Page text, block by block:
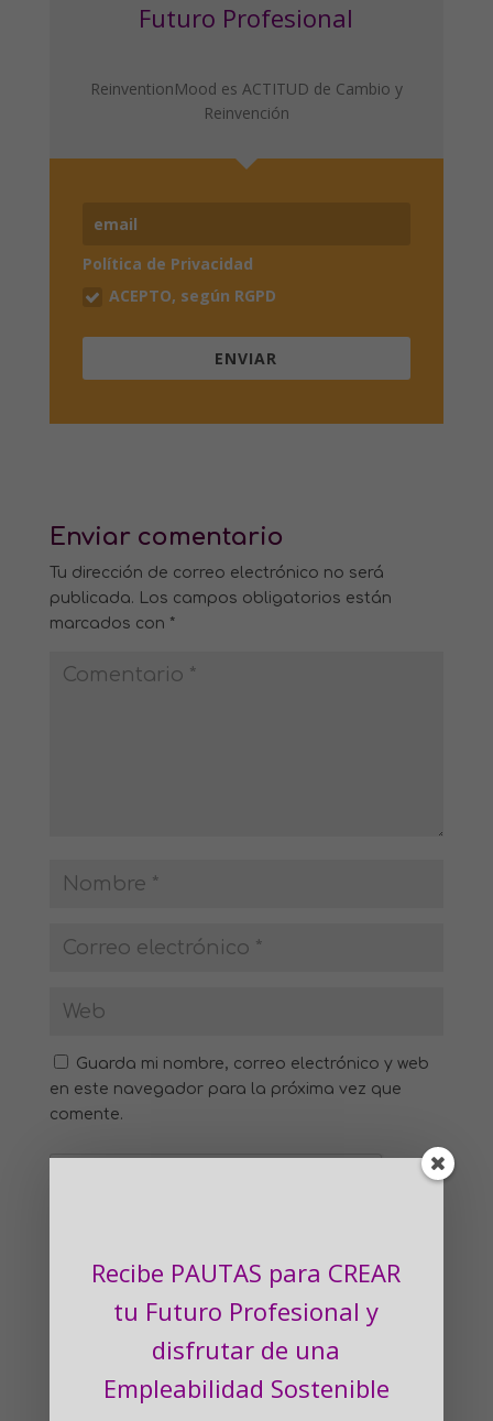
Futuro Profesional
ReinventionMood es ACTITUD de Cambio y
Reinvención
Política de Privacidad
ACEPTO, según RGPD
ENVIAR
Enviar comentario
Tu dirección de correo electrónico no será
publicada.
Los campos obligatorios están
marcados con *
Guarda mi nombre, correo electrónico y web
en este navegador para la próxima vez que
comente.
Recibe PAUTAS para CREAR
tu Futuro Profesional y
disfrutar de una
Empleabilidad Sostenible